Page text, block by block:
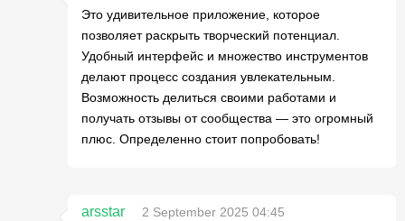
Это удивительное приложение, которое
позволяет раскрыть творческий потенциал.
Удобный интерфейс и множество инструментов
делают процесс создания увлекательным.
Возможность делиться своими работами и
получать отзывы от сообщества — это огромный
плюс. Определенно стоит попробовать!
arsstar
2 September 2025 04:45